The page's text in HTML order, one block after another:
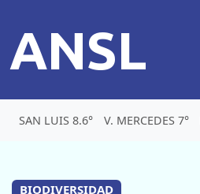
ANSL
SAN LUIS 8.6° V. MERCEDES 7°
BIODIVERSIDAD